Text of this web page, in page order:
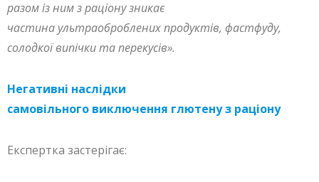
разом із ним з раціону зникає
частина ультраоброблених продуктів, фастфуду,
солодкої випічки та перекусів».
Негативні наслідки
самовільного виключення глютену з раціону
Експертка застерігає: